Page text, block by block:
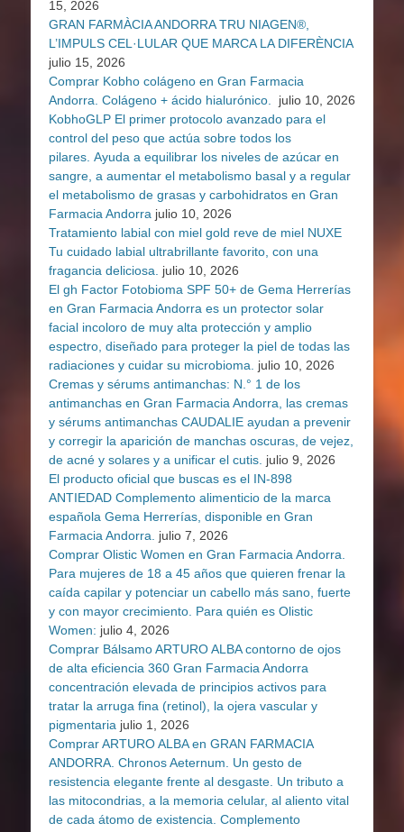
15, 2026
GRAN FARMÀCIA ANDORRA TRU NIAGEN®,
L’IMPULS CEL·LULAR QUE MARCA LA DIFERÈNCIA
julio 15, 2026
Comprar Kobho colágeno en Gran Farmacia
Andorra. Colágeno + ácido hialurónico.
julio 10, 2026
KobhoGLP El primer protocolo avanzado para el
control del peso que actúa sobre todos los
pilares. Ayuda a equilibrar los niveles de azúcar en
sangre, a aumentar el metabolismo basal y a regular
el metabolismo de grasas y carbohidratos en Gran
Farmacia Andorra julio 10, 2026
Tratamiento labial con miel gold reve de miel NUXE
Tu cuidado labial ultrabrillante favorito, con una
fragancia deliciosa.
julio 10, 2026
El gh Factor Fotobioma SPF 50+ de Gema Herrerías
en Gran Farmacia Andorra es un protector solar
facial incoloro de muy alta protección y amplio
espectro, diseñado para proteger la piel de todas las
radiaciones y cuidar su microbioma.
julio 10, 2026
Cremas y sérums antimanchas: N.° 1 de los
antimanchas en Gran Farmacia Andorra, las cremas
y sérums antimanchas CAUDALIE ayudan a prevenir
y corregir la aparición de manchas oscuras, de vejez,
de acné y solares y a unificar el cutis. julio 9, 2026
El producto oficial que buscas es el IN-898
ANTIEDAD Complemento alimenticio de la marca
española Gema Herrerías, disponible en Gran
Farmacia Andorra.
julio 7, 2026
Comprar Olistic Women en Gran Farmacia Andorra.
Para mujeres de 18 a 45 años que quieren frenar la
caída capilar y potenciar un cabello más sano, fuerte
y con mayor crecimiento. Para quién es Olistic
Women: julio 4, 2026
Comprar Bálsamo ARTURO ALBA contorno de ojos
de alta eficiencia 360 Gran Farmacia Andorra
concentración elevada de principios activos para
tratar la arruga fina (retinol), la ojera vascular y
pigmentaria julio 1, 2026
Comprar ARTURO ALBA en GRAN FARMACIA
ANDORRA. Chronos Aeternum. Un gesto de
resistencia elegante frente al desgaste. Un tributo a
las mitocondrias, a la memoria celular, al aliento vital
de cada átomo de existencia. Complemento